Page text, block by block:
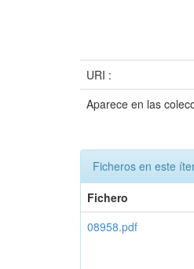
URI :
Aparece en las
Ficheros en este
Fichero
08958.pdf